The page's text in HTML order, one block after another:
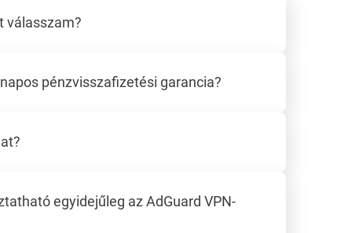
válasszam?
pénzvisszafizetési garancia?
egyidejűleg az AdGuard VPN-